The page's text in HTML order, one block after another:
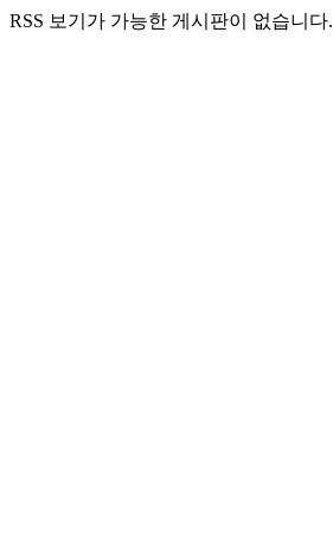
RSS 보기가 가능한 게시판이 없습니다.